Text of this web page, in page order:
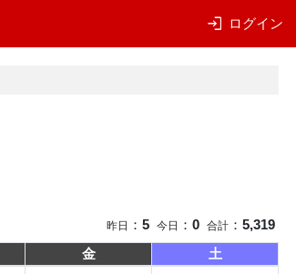
login ログイン
昨日 ： 5 今日 ： 0 合計 ： 5,319
金
土